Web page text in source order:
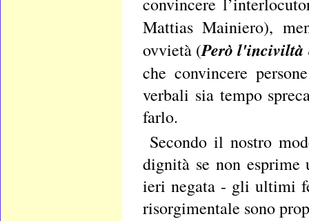
Mattias Mainiero),
ovvietà (Però l'inciviltà
che convincere
verbali sia tempo
farlo.
Secondo il nostro
dignità se non
ieri negata - gli ultimi
risorgimentale sono